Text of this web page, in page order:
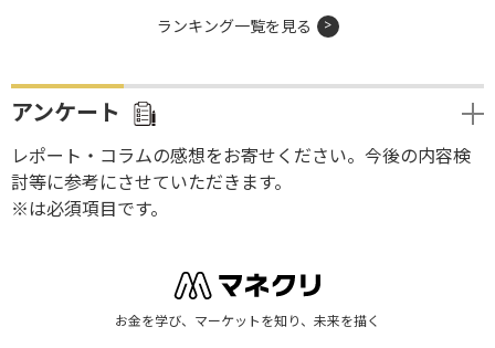
ランキング一覧を見る
アンケート
レポート・コラムの感想をお寄せください。今後の内容検
討等に参考にさせていただきます。
※は必須項目です。
お金を学び、マーケットを知り、未来を描く